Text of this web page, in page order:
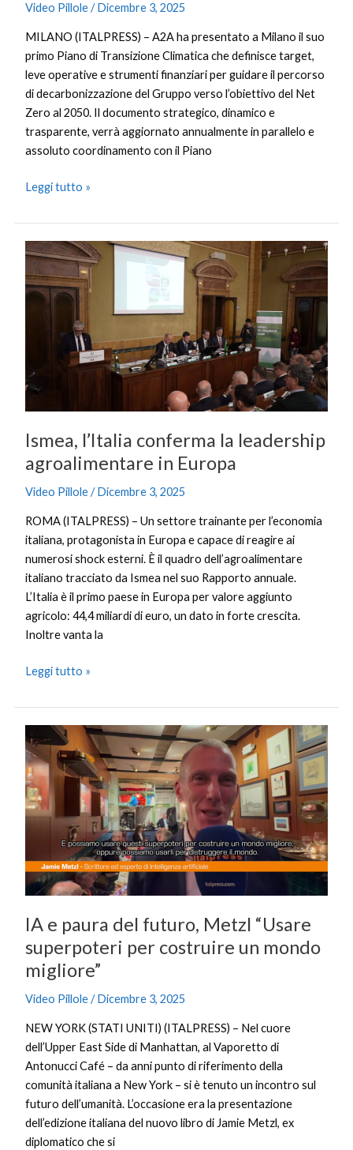
Video Pillole/Dicembre 3, 2025
MILANO (ITALPRESS) – A2A ha presentato a Milano il suo
primo Piano di Transizione Climatica che definisce target,
leve operative e strumenti finanziari per guidare il percorso
di decarbonizzazione del Gruppo verso l’obiettivo del Net
Zero al 2050. Il documento strategico, dinamico e
trasparente, verrà aggiornato annualmente in parallelo e
assoluto coordinamento con il Piano
Leggi tutto »
Ismea, l’Italia conferma la leadership
agroalimentare in Europa
Video Pillole/Dicembre 3, 2025
ROMA (ITALPRESS) – Un settore trainante per l’economia
italiana, protagonista in Europa e capace di reagire ai
numerosi shock esterni. È il quadro dell’agroalimentare
italiano tracciato da Ismea nel suo Rapporto annuale.
L’Italia è il primo paese in Europa per valore aggiunto
agricolo: 44,4 miliardi di euro, un dato in forte crescita.
Inoltre vanta la
Ismea,
l’Italia
conferma
leadership
agroalimentare
Europa
Leggi tutto »
IA e paura del futuro, Metzl “Usare
superpoteri per costruire un mondo
migliore”
Video Pillole/ Dicembre 3, 2025
NEW YORK (STATI UNITI) (ITALPRESS) – Nel cuore
dell’Upper East Side di Manhattan, al Vaporetto di
Antonucci Café – da anni punto di riferimento della
comunità italiana a New York – si è tenuto un incontro sul
futuro dell’umanità. L’occasione era la presentazione
dell’edizione italiana del nuovo libro di Jamie Metzl, ex
diplomatico che si
e
paura
del
futuro,
superpoteri
per
un
mondo
migliore”